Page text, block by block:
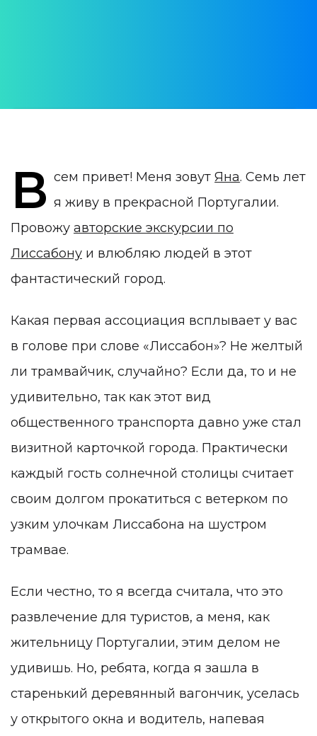
В сем привет! Меня зовутЯна. Семь лет
я живу в прекрасной Португалии.
Провожу авторские экскурсии по
Лиссабону и влюбляю людей в этот
фантастический город.
Какая первая ассоциация всплывает у вас
в голове при слове «Лиссабон»? Не желтый
ли трамвайчик, случайно? Если да, то и не
удивительно, так как этот вид
общественного транспорта давно уже стал
визитной карточкой города. Практически
каждый гость солнечной столицы считает
своим долгом прокатиться с ветерком по
узким улочкам Лиссабона на шустром
трамвае.
Если честно, то я всегда считала, что это
развлечение для туристов, а меня, как
жительницу Португалии, этим делом не
удивишь. Но, ребята, когда я зашла в
старенький деревянный вагончик, уселась
у открытого окна и водитель, напевая